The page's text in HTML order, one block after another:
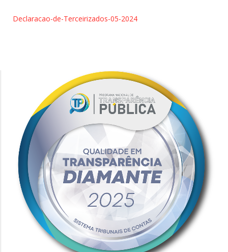
Declaracao-de-Terceirizados-05-2024